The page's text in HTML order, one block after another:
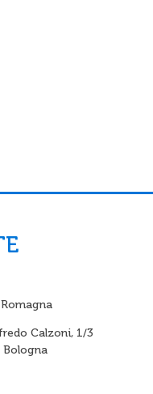
Calzoni, 1/3
Bologna